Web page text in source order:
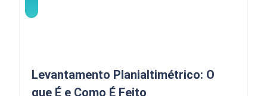
Levantamento Planialtimétrico: O
que É e Como É Feito